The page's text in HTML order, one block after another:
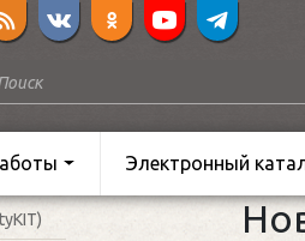
Электронный